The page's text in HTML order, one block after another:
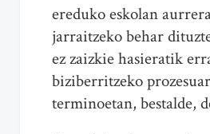
ereduko eskolan
jarraitzeko behar
ez zaizkie hasieratik
biziberritzeko
terminoetan, bestalde,